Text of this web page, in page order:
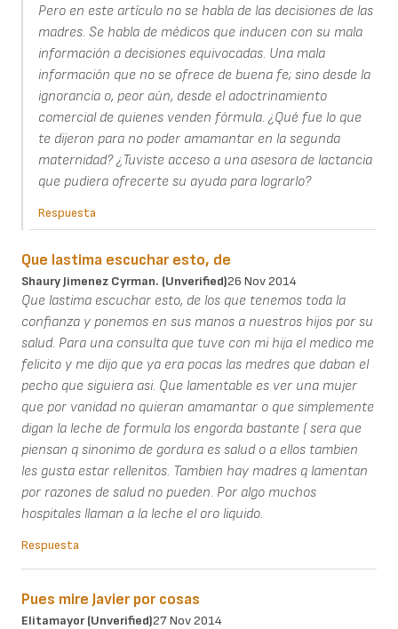
Pero en este artículo no se habla de las decisiones de las
madres. Se habla de médicos que inducen con su mala
información a decisiones equivocadas. Una mala
información que no se ofrece de buena fe; sino desde la
ignorancia o, peor aún, desde el adoctrinamiento
comercial de quienes venden fórmula. ¿Qué fue lo que
te dijeron para no poder amamantar en la segunda
maternidad? ¿Tuviste acceso a una asesora de lactancia
que pudiera ofrecerte su ayuda para lograrlo?
Respuesta
Que lastima escuchar esto, de
Shaury Jimenez Cyrman. (unverified)26 Nov 2014
Que lastima escuchar esto, de los que tenemos toda la
confianza y ponemos en sus manos a nuestros hijos por su
salud. Para una consulta que tuve con mi hija el medico me
felicito y me dijo que ya era pocas las medres que daban el
pecho que siguiera asi. Que lamentable es ver una mujer
que por vanidad no quieran amamantar o que simplemente
digan la leche de formula los engorda bastante ( sera que
piensan q sinonimo de gordura es salud o a ellos tambien
les gusta estar rellenitos. Tambien hay madres q lamentan
por razones de salud no pueden. Por algo muchos
hospitales llaman a la leche el oro liquido.
Respuesta
Pues mire Javier por cosas
Elitamayor (unverified)27 Nov 2014